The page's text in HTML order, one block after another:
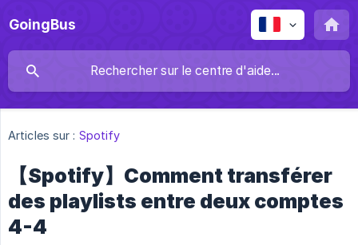
GoingBus
Articles sur : Spotify
【Spotify】Comment transférer
des playlists entre deux comptes
4-4